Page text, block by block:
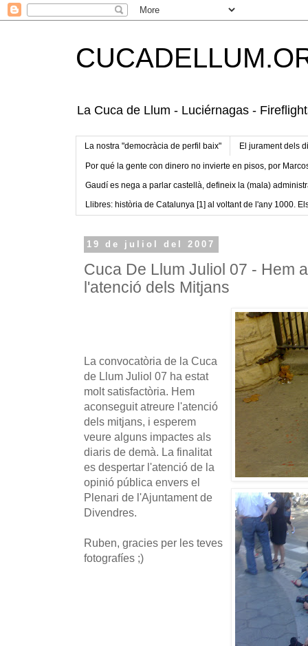
La Cuca de Llum - Luciérnagas -
La nostra "democràcia de perfil baix" El jurament dels
Por qué la gente con dinero no invierte en pisos, por
Gaudí es nega a parlar castellà, defineix la (mala)
Llibres: història de Catalunya [1] al voltant de l'any 1000.
19 de juliol del 2007
Cuca De Llum Juliol 07 - Hem
l'atenció dels Mitjans
La convocatòria de la Cuca
de Llum Juliol 07 ha estat
molt satisfactòria. Hem
aconseguit atreure l'atenció
dels mitjans, i esperem
veure alguns impactes als
diaris de demà. La finalitat
es despertar l'atenció de la
opinió pública envers el
Plenari de l'Ajuntament de
Divendres.
Ruben, gracies per les teves
fotografíes ;)